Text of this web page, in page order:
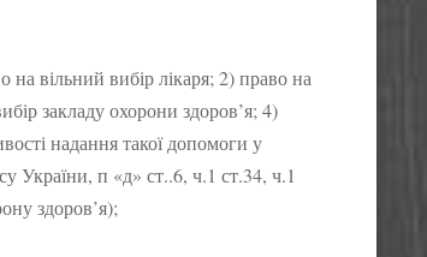
на вільний вибір лікаря; 2) право на
закладу охорони здоров’я; 4)
надання такої допомоги у
України, п «д» ст..6, ч.1 ст.34, ч.1
здоров’я);